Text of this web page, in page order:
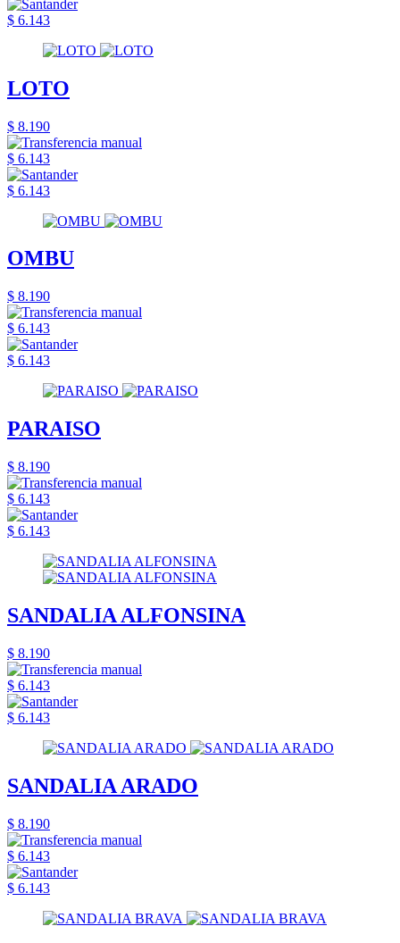
$ 6.143
LOTO
$ 8.190
$ 6.143
$ 6.143
OMBU
$ 8.190
$ 6.143
$ 6.143
PARAISO
$ 8.190
$ 6.143
$ 6.143
SANDALIA ALFONSINA
$ 8.190
$ 6.143
$ 6.143
SANDALIA ARADO
$ 8.190
$ 6.143
$ 6.143